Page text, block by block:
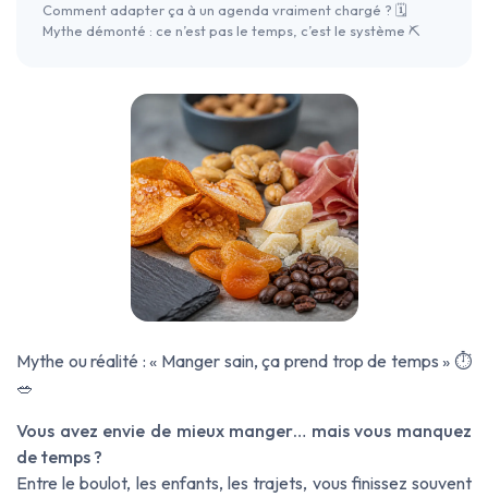
Comment adapter ça à un agenda vraiment chargé ? 🗓️
Mythe démonté : ce n’est pas le temps, c’est le système ⛏️
Mythe ou réalité : « Manger sain, ça prend trop de temps » ⏱️
🥗
Vous avez envie de mieux manger… mais vous manquez
de temps ?
Entre le boulot, les enfants, les trajets, vous finissez souvent